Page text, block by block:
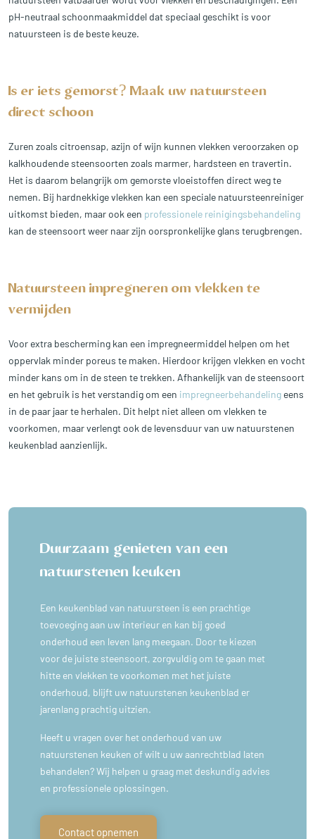
pH-neutraal schoonmaakmiddel dat speciaal geschikt is voor
natuursteen is de beste keuze.
Is er iets gemorst? Maak uw natuursteen
direct schoon
Zuren zoals citroensap, azijn of wijn kunnen vlekken veroorzaken op
kalkhoudende steensoorten zoals marmer, hardsteen en travertin.
Het is daarom belangrijk om gemorste vloeistoffen direct weg te
nemen. Bij hardnekkige vlekken kan een speciale natuursteenreiniger
uitkomst bieden, maar ook een professionele reinigingsbehandeling
kan de steensoort weer naar zijn oorspronkelijke glans terugbrengen.
Natuursteen impregneren om vlekken te
vermijden
Voor extra bescherming kan een impregneermiddel helpen om het
oppervlak minder poreus te maken. Hierdoor krijgen vlekken en vocht
minder kans om in de steen te trekken. Afhankelijk van de steensoort
en het gebruik is het verstandig om een impregneerbehandeling eens
in de paar jaar te herhalen. Dit helpt niet alleen om vlekken te
voorkomen, maar verlengt ook de levensduur van uw natuurstenen
keukenblad aanzienlijk.
Duurzaam genieten van een
natuurstenen keuken
Een keukenblad van natuursteen is een prachtige
toevoeging aan uw interieur en kan bij goed
onderhoud een leven lang meegaan. Door te kiezen
voor de juiste steensoort, zorgvuldig om te gaan met
hitte en vlekken te voorkomen met het juiste
onderhoud, blijft uw natuurstenen keukenblad er
jarenlang prachtig uitzien.
Heeft u vragen over het onderhoud van uw
natuurstenen keuken of wilt u uw aanrechtblad laten
behandelen? Wij helpen u graag met deskundig advies
en professionele oplossingen.
Contact opnemen